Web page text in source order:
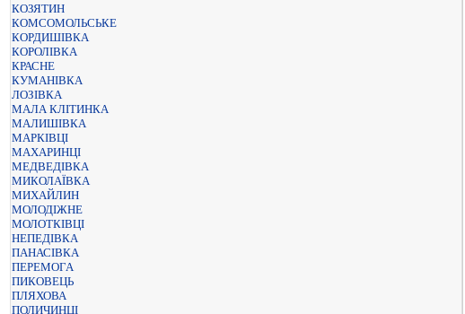
КОЗЯТИН
КОМСОМОЛЬСЬКЕ
КОРДИШІВКА
КОРОЛІВКА
КРАСНЕ
КУМАНІВКА
ЛОЗІВКА
МАЛА КЛІТИНКА
МАЛИШІВКА
МАРКІВЦІ
МАХАРИНЦІ
МЕДВЕДІВКА
МИКОЛАЇВКА
МИХАЙЛИН
МОЛОДІЖНЕ
МОЛОТКІВЦІ
НЕПЕДІВКА
ПАНАСІВКА
ПЕРЕМОГА
ПИКОВЕЦЬ
ПЛЯХОВА
ПОЛИЧИНЦІ